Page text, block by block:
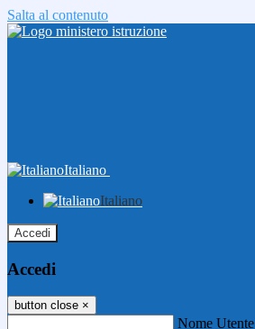
Salta al contenuto
Italiano
Italiano
Accedi
Accedi
button close ×
Nome Utente